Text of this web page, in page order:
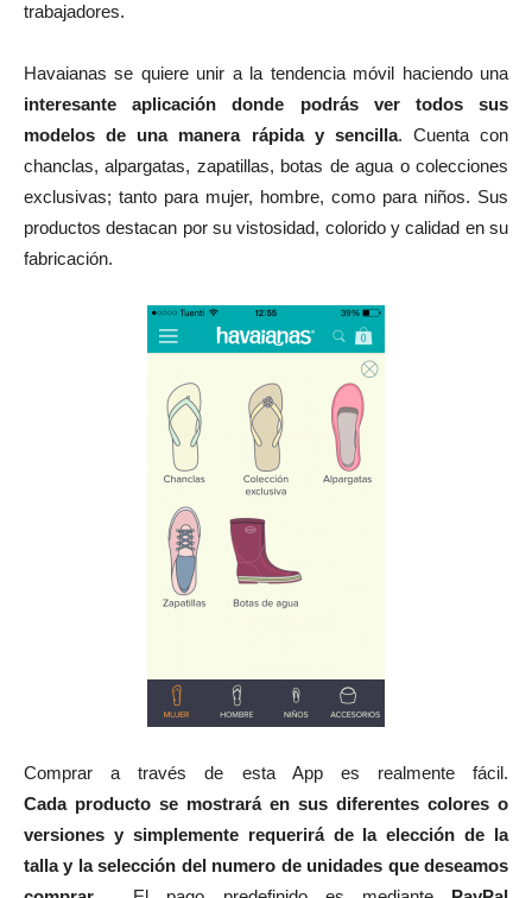
trabajadores.
Havaianas se quiere unir a la tendencia móvil haciendo una
interesante aplicación donde podrás ver todos sus
modelos de una manera rápida y sencilla. Cuenta con
chanclas, alpargatas, zapatillas, botas de agua o colecciones
exclusivas; tanto para mujer, hombre, como para niños. Sus
productos destacan por su vistosidad, colorido y calidad en su
fabricación.
Comprar a través de esta App es realmente fácil.
Cada producto se mostrará en sus diferentes colores o
versiones y simplemente requerirá de la elección de la
talla y la selección del numero de unidades que deseamos